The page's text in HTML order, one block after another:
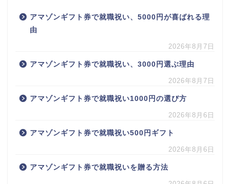
アマゾンギフト券で就職祝い、5000円が喜ばれる理
由
2026年8月7日
アマゾンギフト券で就職祝い、3000円選ぶ理由
2026年8月7日
アマゾンギフト券で就職祝い1000円の選び方
2026年8月6日
アマゾンギフト券で就職祝い500円ギフト
2026年8月6日
アマゾンギフト券で就職祝いを贈る方法